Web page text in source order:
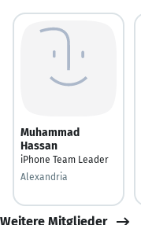
Muhammad
Hassan
iPhone Team Leader
Alexandria
Weitere Mitglieder